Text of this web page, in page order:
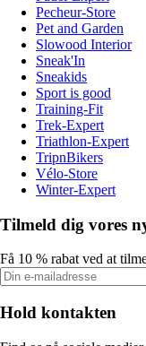
Pecheur-Store
Pet and Garden
Slowood Interior
Sneak'In
Sneakids
Sport is good
Training-Fit
Trek-Expert
Triathlon-Expert
TripnBikers
Vélo-Store
Winter-Expert
Tilmeld dig vores
Få 10 % rabat ved at
Hold kontakten